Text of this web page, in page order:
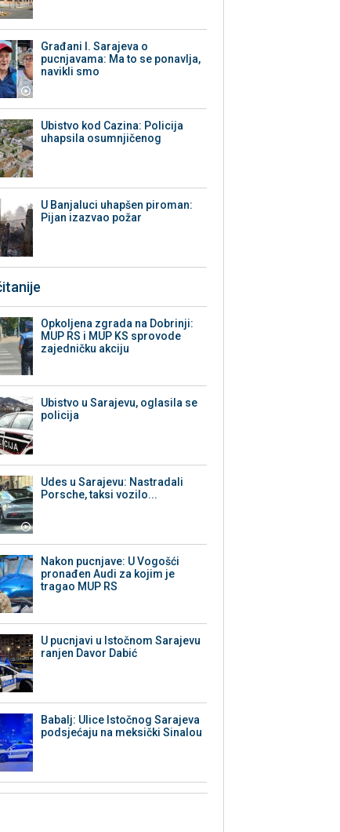
Građani I. Sarajeva o
pucnjavama: Ma to se ponavlja,
navikli smo
Ubistvo kod Cazina: Policija
uhapsila osumnjičenog
U Banjaluci uhapšen piroman:
Pijan izazvao požar
Opkoljena zgrada na Dobrinji:
MUP RS i MUP KS sprovode
zajedničku akciju
Ubistvo u Sarajevu, oglasila se
policija
Udes u Sarajevu: Nastradali
Porsche, taksi vozilo...
Nakon pucnjave: U Vogošći
pronađen Audi za kojim je
tragao MUP RS
U pucnjavi u Istočnom Sarajevu
ranjen Davor Dabić
Babalj: Ulice Istočnog Sarajeva
podsjećaju na meksički Sinalou